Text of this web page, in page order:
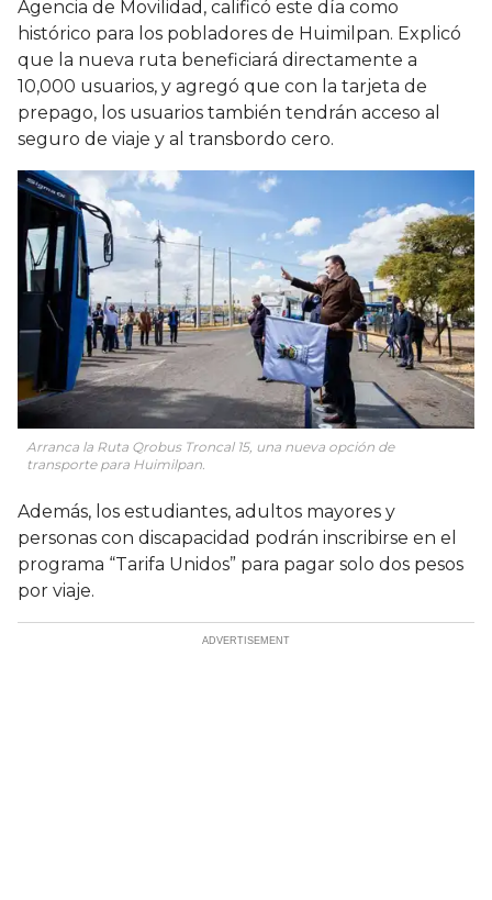
Agencia de Movilidad, calificó este día como
histórico para los pobladores de Huimilpan. Explicó
que la nueva ruta beneficiará directamente a
10,000 usuarios, y agregó que con la tarjeta de
prepago, los usuarios también tendrán acceso al
seguro de viaje y al transbordo cero.
Arranca la Ruta Qrobus Troncal 15, una nueva opción de
transporte para Huimilpan.
Además, los estudiantes, adultos mayores y
personas con discapacidad podrán inscribirse en el
programa “Tarifa Unidos” para pagar solo dos pesos
por viaje.